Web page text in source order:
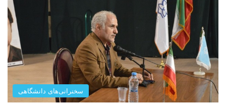
سخنرانی‌های دانشگاهی